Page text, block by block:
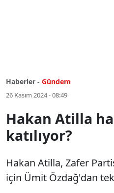
Haberler - Gündem
26 Kasım 2024 - 08:49
Hakan Atilla
katılıyor?
Hakan Atilla, Zafer
için Ümit Özdağ'dan